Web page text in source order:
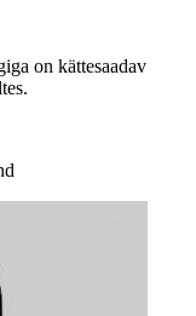
on kättesaadav